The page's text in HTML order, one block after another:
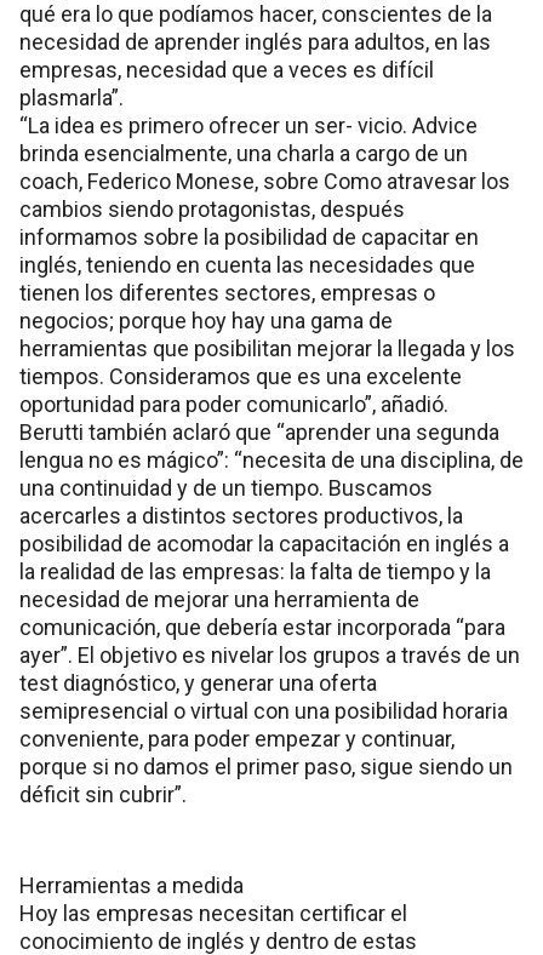
qué era lo que podíamos hacer, conscientes de la
necesidad de aprender inglés para adultos, en las
empresas, necesidad que a veces es difícil
plasmarla”.
“La idea es primero ofrecer un ser- vicio. Advice
brinda esencialmente, una charla a cargo de un
coach, Federico Monese, sobre Como atravesar los
cambios siendo protagonistas, después
informamos sobre la posibilidad de capacitar en
inglés, teniendo en cuenta las necesidades que
tienen los diferentes sectores, empresas o
negocios; porque hoy hay una gama de
herramientas que posibilitan mejorar la llegada y los
tiempos. Consideramos que es una excelente
oportunidad para poder comunicarlo”, añadió.
Berutti también aclaró que “aprender una segunda
lengua no es mágico”: “necesita de una disciplina, de
una continuidad y de un tiempo. Buscamos
acercarles a distintos sectores productivos, la
posibilidad de acomodar la capacitación en inglés a
la realidad de las empresas: la falta de tiempo y la
necesidad de mejorar una herramienta de
comunicación, que debería estar incorporada “para
ayer”. El objetivo es nivelar los grupos a través de un
test diagnóstico, y generar una oferta
semipresencial o virtual con una posibilidad horaria
conveniente, para poder empezar y continuar,
porque si no damos el primer paso, sigue siendo un
déficit sin cubrir”.
Herramientas a medida
Hoy las empresas necesitan certificar el
conocimiento de inglés y dentro de estas